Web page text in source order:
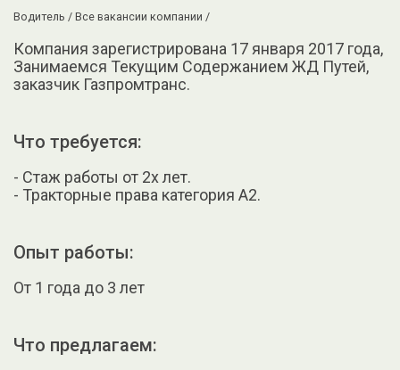
Водитель / Все вакансии компании /
Компания зарегистрирована 17 января 2017 года,
Занимаемся Текущим Содержанием ЖД Путей,
заказчик Газпромтранс.
Что требуется:
- Стаж работы от 2х лет.
- Тракторные права категория А2.
Опыт работы:
От 1 года до 3 лет
Что предлагаем: